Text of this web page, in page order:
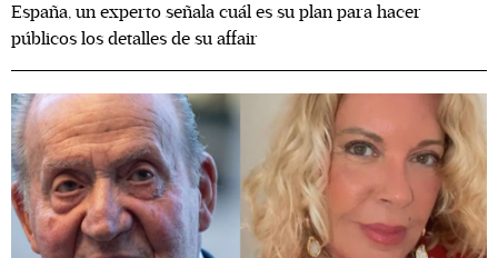
España, un experto señala cuál es su plan para hacer
públicos los detalles de su affair